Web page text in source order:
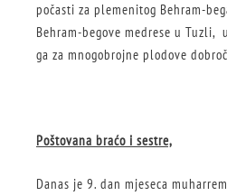
počasti za plemenitog Behram-
Behram-begove medrese u Tuzli,
ga za mnogobrojne plodove
Poštovana braćo i sestre,
Danas je 9. dan mjeseca